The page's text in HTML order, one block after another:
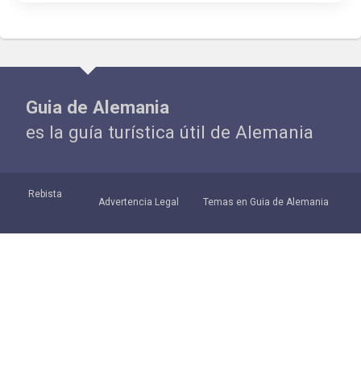
Guia de Alemania
es la guía turística útil de Alemania
Rebista
Advertencia Legal Temas en Guia de Alemania